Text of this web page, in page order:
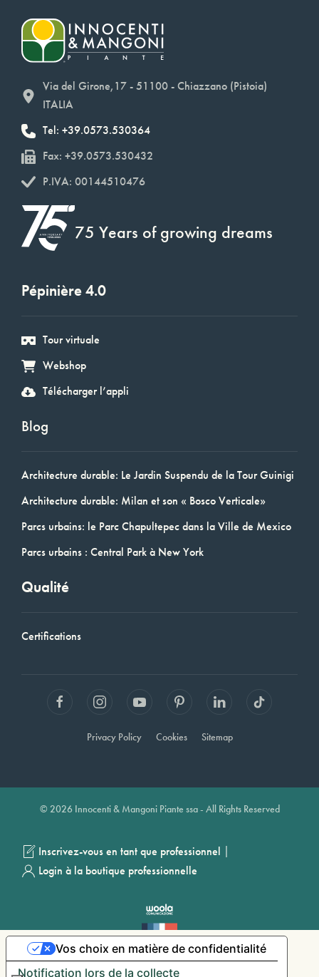
Via del Girone,17 - 51100 - Chiazzano (Pistoia)
ITALIA
Tel: +39.0573.530364
Fax: +39.0573.530432
P.IVA: 00144510476
75 Years of growing dreams
Pépinière 4.0
Tour virtuale
Webshop
Télécharger l’appli
Blog
Architecture durable: Le Jardin Suspendu de la Tour Guinigi
Architecture durable: Milan et son « Bosco Verticale»
Parcs urbains: le Parc Chapultepec dans la Ville de Mexico
Parcs urbains : Central Park à New York
Qualité
Certifications
Privacy Policy Cookies Sitemap
© 2026 Innocenti & Mangoni Piante ssa - All Rights Reserved
Inscrivez-vous en tant que professionnel |
Login à la boutique professionnelle
Notification lors de la collecte
Vos choix en matière de confidentialité